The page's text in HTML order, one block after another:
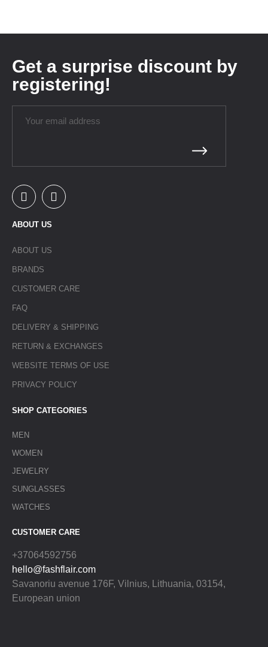
Get a surprise discount by
registering!
ABOUT US
ABOUT US
BRANDS
CUSTOMER CARE
FAQ
DELIVERY & SHIPPING
RETURN & EXCHANGES
WEBSITE TERMS OF USE
PRIVACY POLICY
SHOP CATEGORIES
MEN
WOMEN
JEWELRY
SUNGLASSES
WATCHES
CUSTOMER CARE
+37064592756
hello@fashflair.com
Savanoriu avenue 176F, Vilnius, Lithuania, 03154,
European union